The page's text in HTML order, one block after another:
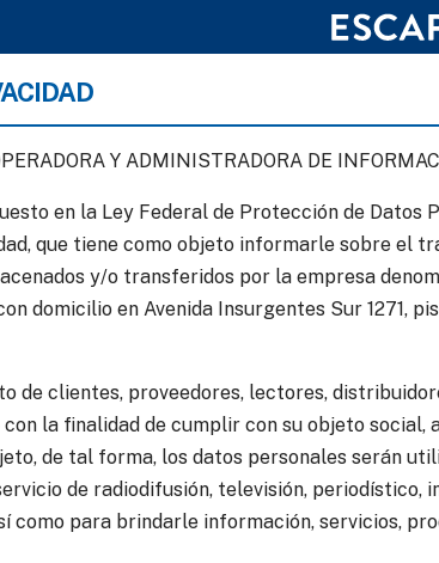
Y ADMINISTRADORA DE
en la Ley Federal de Protección de Datos
que tiene como objeto informarle sobre el
y/o transferidos por la empresa
domicilio en Avenida Insurgentes Sur
de clientes, proveedores, lectores,
la finalidad de cumplir con su objeto
de tal forma, los datos personales serán
de radiodifusión, televisión,
como para brindarle información, servicios,